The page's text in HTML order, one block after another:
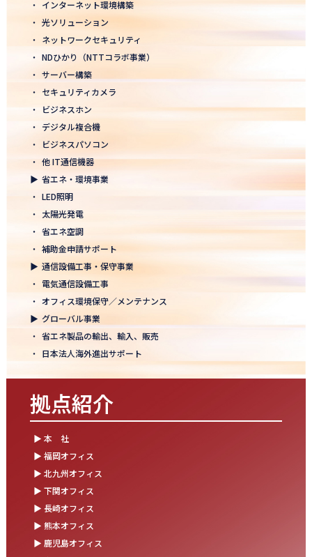
一年の感謝を込めて、大掃除を行いました！ ～年末のご挨拶～
2025.12.12
年末年始休業のお知らせ
2025年度上期「NTT-WEST 1000×CLUB」認定式にて表彰
2025.11.06
「心を高め、経営を伸ばす」NDグループが「稲盛フィロソフィー
世界大会」に参画
モノづくりフェア2025にて講演登壇！LED照明の未来を語る
2025.10.17
結束を深めた2日間！創立50年目の方針発表会を開催！
2025.10.07
【日本電通グループ内定式開催】2026年度卒 新卒10期生が本社に
集まりました！
2025.09.11
松山オフィスお引っ越し！快適空間にアップグレード✨
湯布院保養所をリノベーションし、9月オープン！～社員とご家族
の「心と体のリフレッシュ拠点」に～
松山オフィス 事務所移転のお知らせ
2025.08.05
業務効率が劇的に進化！商品ビリンググループにRPAを導入しまし
・ インターネット環境構築
・ 光ソリューション
・ ネットワークセキュリティ
・ NDひかり（NTTコラボ事業）
・ サーバー構築
・ セキュリティカメラ
・
ビジネスホン
・ デジタル複合機
・
ビジネスパソコン
・ 他 IT通信機器
▶ 省エネ・環境事業
・ LED照明
・ 太陽光発電
・ 省エネ空調
・ 補助金申請サポート
▶ 通信設備工事・保守事業
・ 電気通信設備工事
・ オフィス環境保守／メンテナンス
▶ グローバル事業
・ 省エネ製品の輸出、輸入、販売
・ 日本法人海外進出サポート
拠点紹介
▶ 本 社
▶ 福岡オフィス
▶ 北九州オフィス
▶ 下関オフィス
▶ 長崎オフィス
▶ 熊本オフィス
▶ 鹿児島オフィス